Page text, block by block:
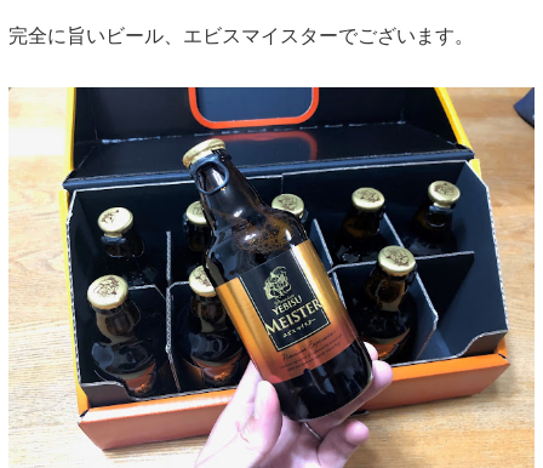
完全に旨いビール、エビスマイスターでございます。